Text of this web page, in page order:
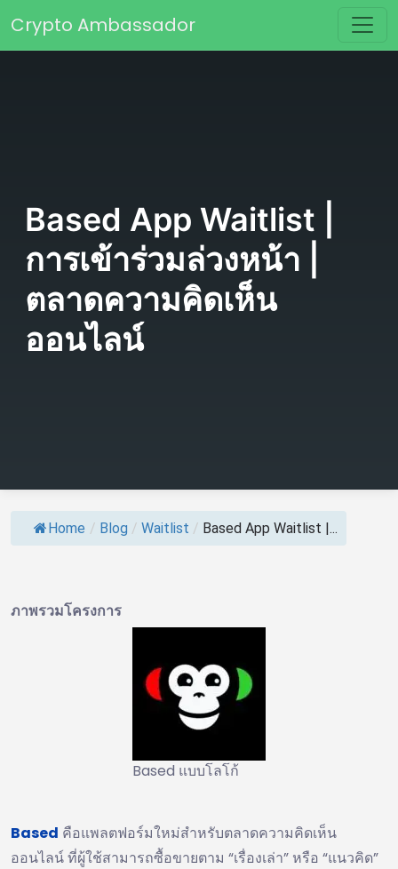
Main Navigation
Crypto Ambassador
Based App Waitlist |
การเข้าร่วมล่วงหน้า |
ตลาดความคิดเห็น
ออนไลน์
Home / Blog / Waitlist / Based App Waitlist |...
ภาพรวมโครงการ
Based แบบโลโก้
Based คือแพลตฟอร์มใหม่สำหรับตลาดความคิดเห็น
ออนไลน์ ที่ผู้ใช้สามารถซื้อขายตาม “เรื่องเล่า” หรือ “แนวคิด”